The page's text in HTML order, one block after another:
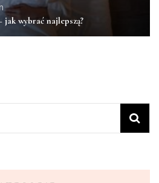
wybrać najlepszą?